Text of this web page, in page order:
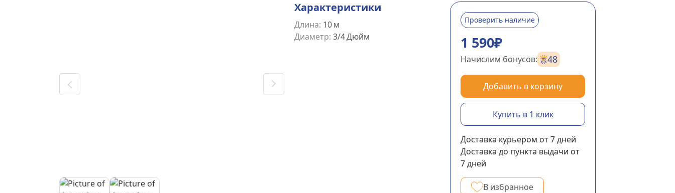
1 590₽
Проверить наличие
Начислим бонусов: 48
Добавить в корзину
Купить в 1 клик
Доставка курьером от 7дней
Доставка до пункта выдачи от
7дней
В избранное
Характеристики
Длина: 10м
Диаметр: 3/4Дюйм